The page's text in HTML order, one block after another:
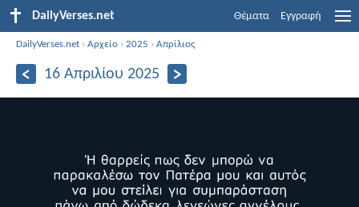
DailyVerses.net Θέματα Εγγραφή
DailyVerses.net ›Αρχείο ›2025 ›Απρίλιος
16 Απριλίου 2025